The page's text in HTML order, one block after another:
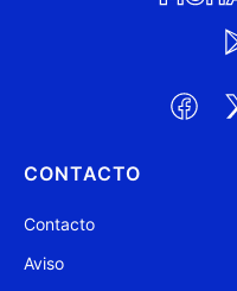
CONTACTO
Contacto
Aviso